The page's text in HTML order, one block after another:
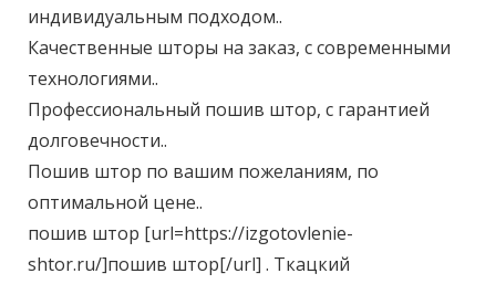
индивидуальным подходом..
Качественные шторы на заказ, с современными
технологиями..
Профессиональный пошив штор, с гарантией
долговечности..
Пошив штор по вашим пожеланиям, по
оптимальной цене..
пошив штор [url=https://izgotovlenie-
shtor.ru/]пошив штор[/url] . Ткацкий